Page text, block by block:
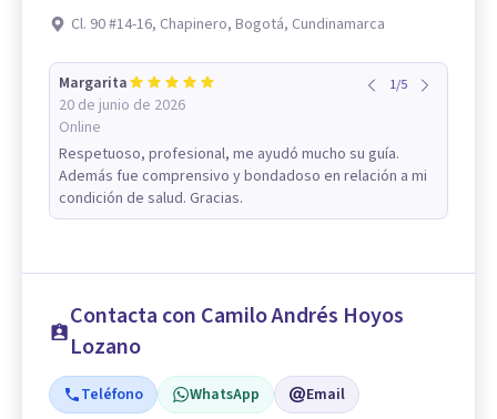
Cl. 90 #14-16, Chapinero, Bogotá, Cundinamarca
Margarita
20 de junio de 2026
Online
1/5
Respetuoso, profesional, me ayudó mucho su guía.
Además fue comprensivo y bondadoso en relación a mi
condición de salud. Gracias.
Contacta con Camilo Andrés Hoyos
Lozano
Teléfono WhatsApp Email